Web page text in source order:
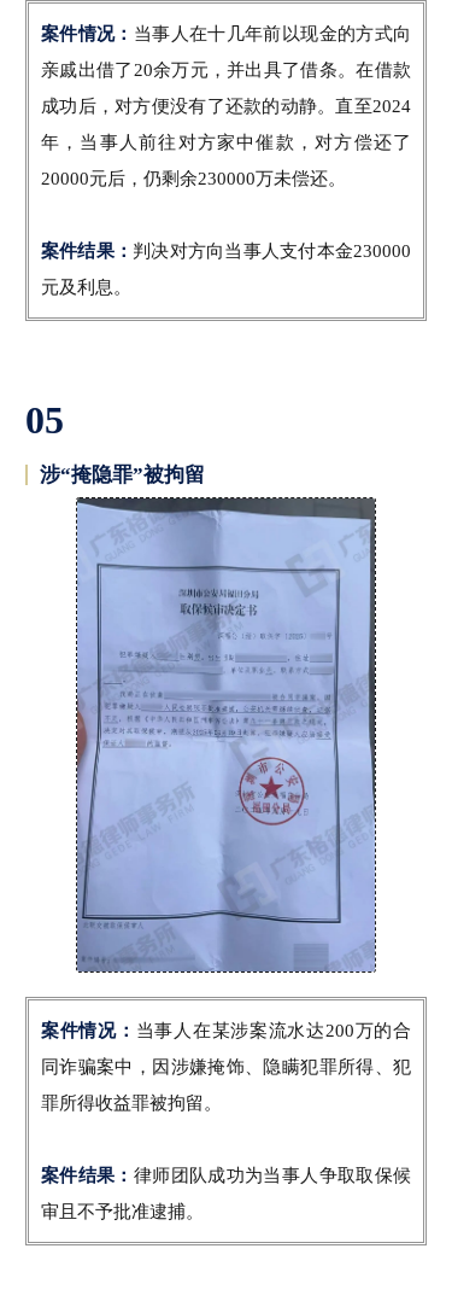
案件情况： 当事人在十几年前以现金的方式向
亲戚出借了20余万元，并出具了借条。在借款
成功后，对方便没有了还款的动静。直至2024
年，当事人前往对方家中催款，对方偿还了
20000元后，仍剩余230000万未偿还。
案件结果： 判决对方向当事人支付本金230000
元及利息。
05
涉“掩隐罪”被拘留
案件情况： 当事人在某涉案流水达200万的合
同诈骗案中，因涉嫌掩饰、隐瞒犯罪所得、犯
罪所得收益罪被拘留。
案件结果： 律师团队成功为当事人争取取保候
审且不予批准逮捕。